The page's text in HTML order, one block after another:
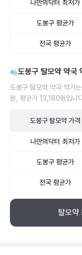
나만의닥터 최저가
도봉구 평균가
전국 평균가
도봉구 탈모약 약국
도봉구 탈모약 약국 약가
원, 평균가 13,180원입니
도봉구 탈모약가격
나만의닥터 최저가
도봉구 평균가
전국 평균가
탈모약